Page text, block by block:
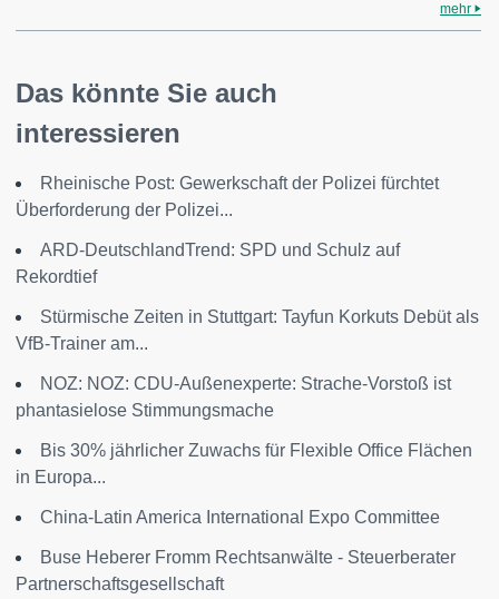
mehr
Das könnte Sie auch
interessieren
Rheinische Post: Gewerkschaft der Polizei fürchtet
Überforderung der Polizei...
ARD-DeutschlandTrend: SPD und Schulz auf
Rekordtief
Stürmische Zeiten in Stuttgart: Tayfun Korkuts Debüt als
VfB-Trainer am...
NOZ: NOZ: CDU-Außenexperte: Strache-Vorstoß ist
phantasielose Stimmungsmache
Bis 30% jährlicher Zuwachs für Flexible Office Flächen
in Europa...
China-Latin America International Expo Committee
Buse Heberer Fromm Rechtsanwälte - Steuerberater
Partnerschaftsgesellschaft